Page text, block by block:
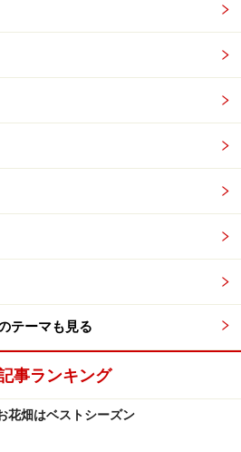
テーマも見る
事ランキング
花畑はベストシーズン